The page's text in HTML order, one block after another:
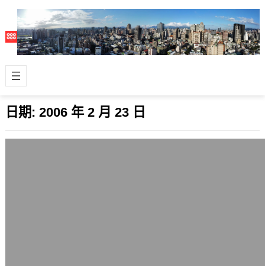
日期: 2006 年 2 月 23 日